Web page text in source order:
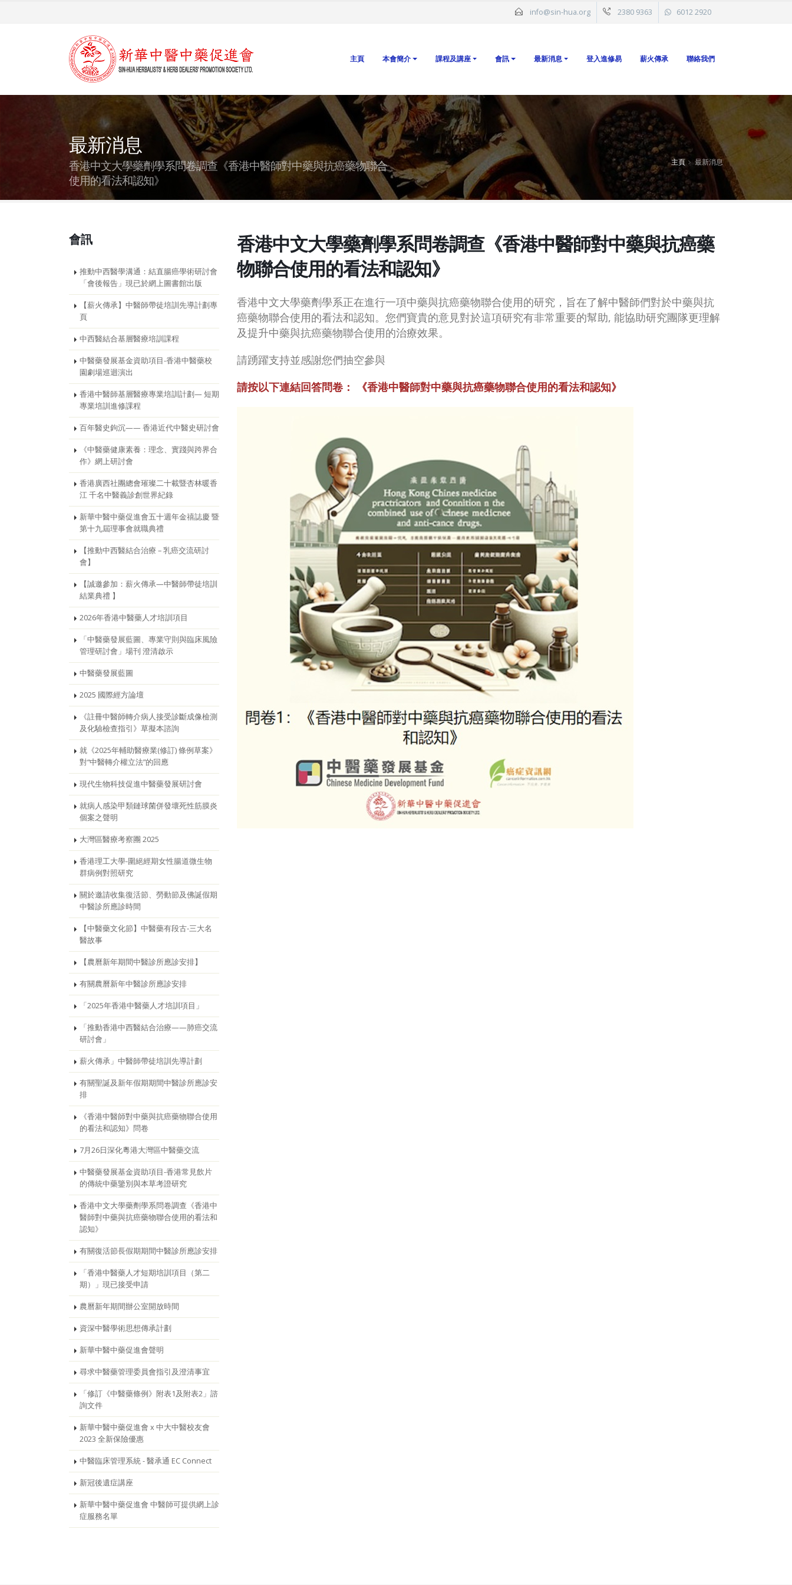
info@sin-hua.org 2380 9363 6012 2920
主頁 本會簡介 課程及講座 會訊 最新消息 登入進修易 薪火傳承 聯絡我們
最新消息
香港中文大學藥劑學系問卷調查《香港中醫師對中藥與抗癌藥物聯合
使用的看法和認知》
主頁 最新消息
會訊
推動中西醫學溝通：結直腸癌學術研討會
「會後報告」現已於網上圖書館出版
【薪火傳承】中醫師帶徒培訓先導計劃專
頁
中西醫結合基層醫療培訓課程
中醫藥發展基金資助項目-香港中醫藥校
園劇場巡迴演出
香港中醫師基層醫療專業培訓計劃— 短期
專業培訓進修課程
百年醫史鉤沉—— 香港近代中醫史研討會
《中醫藥健康素養：理念、實踐與跨界合
作》網上研討會
香港廣西社團總會璀璨二十載暨杏林暖香
江 千名中醫義診創世界紀錄
新華中醫中藥促進會五十週年金禧誌慶 暨
第十九屆理事會就職典禮
【推動中西醫結合治療 – 乳癌交流研討
會】
【誠邀參加：薪火傳承—中醫師帶徒培訓
結業典禮 】
2026年香港中醫藥人才培訓項目
「中醫藥發展藍圖、專業守則與臨床風險
管理研討會」場刊 澄清啟示
中醫藥發展藍圖
2025 國際經方論壇
《註冊中醫師轉介病人接受診斷成像檢測
及化驗檢查指引》草擬本諮詢
就《2025年輔助醫療業(修訂) 條例草案》
對“中醫轉介權立法”的回應
現代生物科技促進中醫藥發展研討會
就病人感染甲類鏈球菌併發壞死性筋膜炎
個案之聲明
大灣區醫療考察團 2025
香港理工大學-圍絕經期女性腸道微生物
群病例對照研究
關於邀請收集復活節、勞動節及佛誕假期
中醫診所應診時間
【中醫藥文化節】中醫藥有段古-三大名
醫故事
【農曆新年期間中醫診所應診安排】
有關農曆新年中醫診所應診安排
「2025年香港中醫藥人才培訓項目」
「推動香港中西醫結合治療——肺癌交流
研討會」
薪火傳承」中醫師帶徒培訓先導計劃
有關聖誕及新年假期期間中醫診所應診安
排
《香港中醫師對中藥與抗癌藥物聯合使用
的看法和認知》問卷
7月26日深化粵港大灣區中醫藥交流
中醫藥發展基金資助項目-香港常見飲片
的傳統中藥鑒別與本草考證研究
香港中文大學藥劑學系問卷調查《香港中
醫師對中藥與抗癌藥物聯合使用的看法和
認知》
有關復活節長假期期間中醫診所應診安排
「香港中醫藥人才短期培訓項目（第二
期）」現已接受申請
農曆新年期間辦公室開放時間
資深中醫學術思想傳承計劃
新華中醫中藥促進會聲明
尋求中醫藥管理委員會指引及澄清事宜
「修訂《中醫藥條例》附表1及附表2」諮
詢文件
新華中醫中藥促進會 x 中大中醫校友會
2023 全新保險優惠
中醫臨床管理系統 - 醫承通 EC Connect
新冠後遺症講座
新華中醫中藥促進會 中醫師可提供網上診
症服務名單
香港中文大學藥劑學系問卷調查《香港中醫師對中藥與抗癌藥
物聯合使用的看法和認知》
香港中文大學藥劑學系正在進行一項中藥與抗癌藥物聯合使用的研究，旨在了解中醫師們對於中藥與抗
癌藥物聯合使用的看法和認知。您們寶貴的意見對於這項研究有非常重要的幫助, 能協助研究團隊更理解
及提升中藥與抗癌藥物聯合使用的治療效果。
請踴躍支持並感謝您們抽空參與
請按以下連結回答問卷： 《香港中醫師對中藥與抗癌藥物聯合使用的看法和認知》